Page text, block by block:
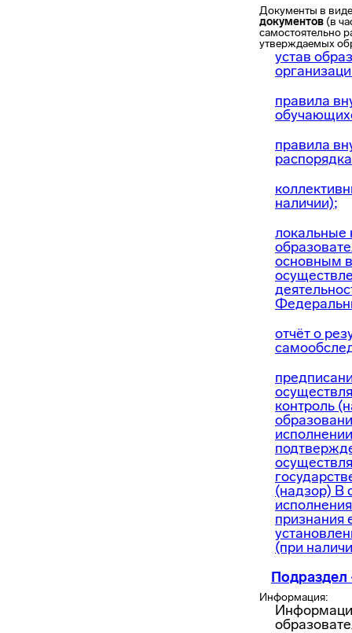
Документы в
документов (в
самостоятельно
утверждаемых
устав
правила
правила
наличии);
локальные
основным
отчёт о
контроль
(надзор) B
признания
(при
Подраздел
Информация: